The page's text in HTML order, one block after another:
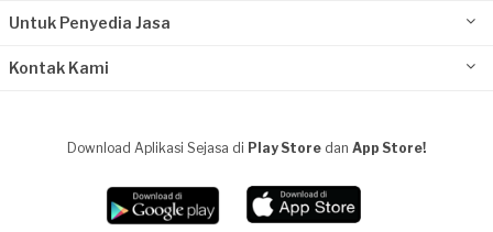
Untuk Penyedia Jasa
Kontak Kami
Download Aplikasi Sejasa di Play Store dan App Store!